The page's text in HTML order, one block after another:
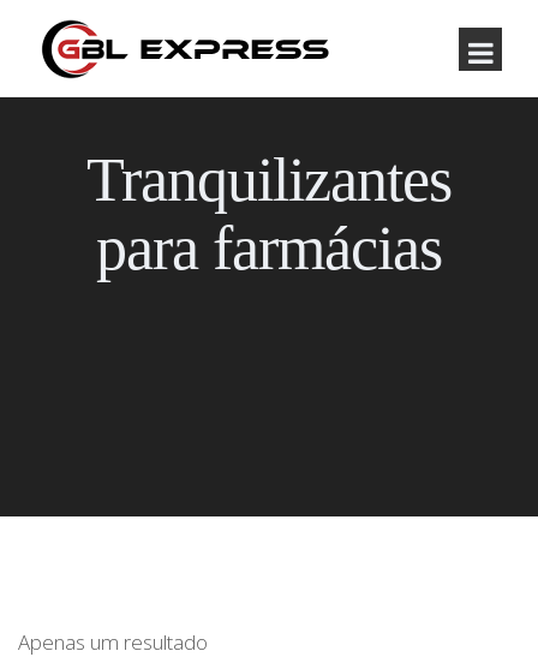
Tranquilizantes
para farmácias
Apenas um resultado